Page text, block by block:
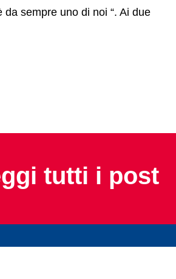
sempre uno di noi “. Ai due
tutti i post